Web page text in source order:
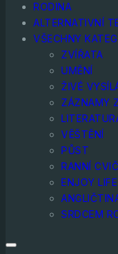
RODINA
ALTERNATIVNÍ
VŠECHNY
ZVÍŘATA
UMĚNÍ
ŽIVÉ
ZÁZNAMY
VĚŠTĚNÍ
PŮST
RANNÍ
ENJOY LIFE
SRDCEM